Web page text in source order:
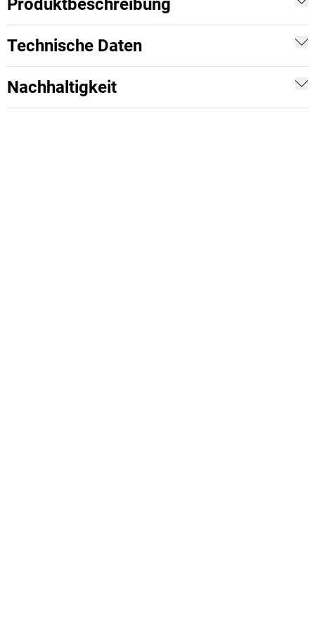
Produktbeschreibung
Technische Daten
Nachhaltigkeit